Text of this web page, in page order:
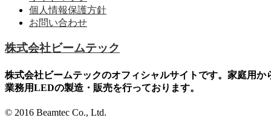
個人情報保護方針
お問い合わせ
株式会社ビームテック
株式会社ビームテックのオフィシャルサイトです。家庭用か
業務用LEDの製造・販売を行っております。
© 2016 Beamtec Co., Ltd.